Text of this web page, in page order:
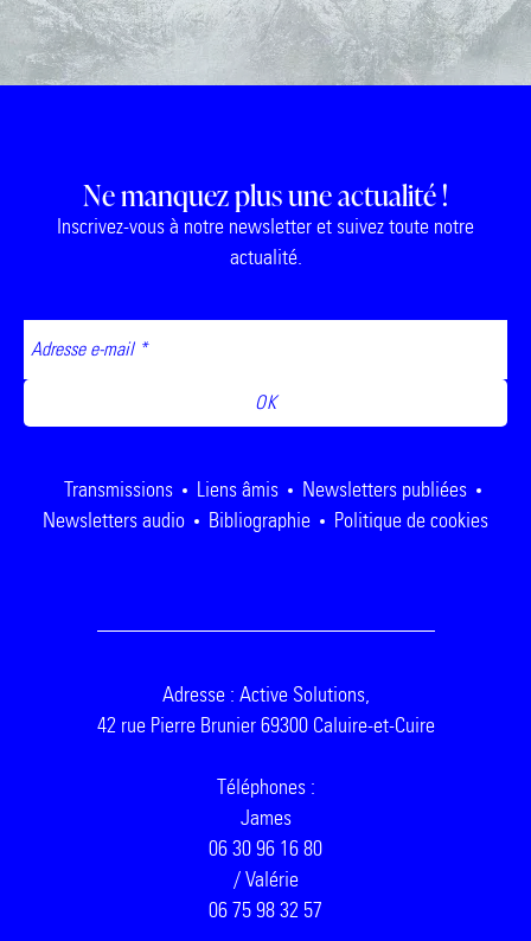
Ne manquez plus une actualité !
Inscrivez-vous à notre newsletter et suivez toute notre
actualité.
Transmissions Liens âmis
Newsletters publiées
Newsletters audio
Bibliographie Politique de cookies
Adresse : Active Solutions,
42 rue Pierre Brunier 69300 Caluire-et-Cuire
Téléphones :
James
06 30 96 16 80
/ Valérie
06 75 98 32 57